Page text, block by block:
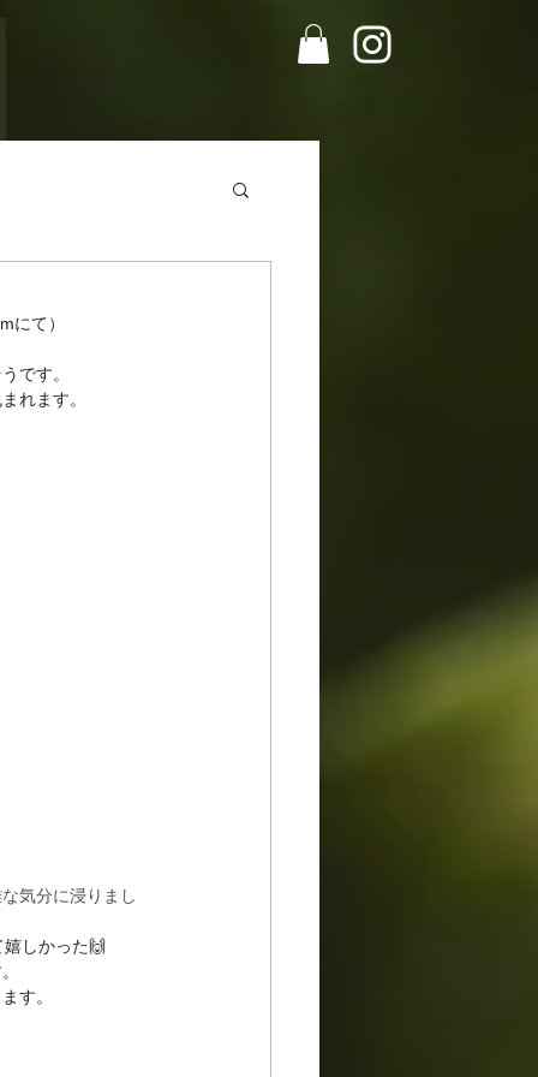
にて）
です。
れます。
気分に浸りまし
しかった🙌
す。